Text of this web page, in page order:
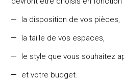
la disposition de vos pièces,
la taille de vos espaces,
le style que vous souhaitez
et votre budget.